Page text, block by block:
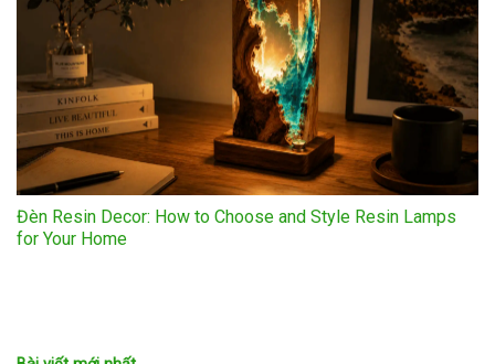
Đèn Resin Decor: How to Choose and Style Resin Lamps
for Your Home